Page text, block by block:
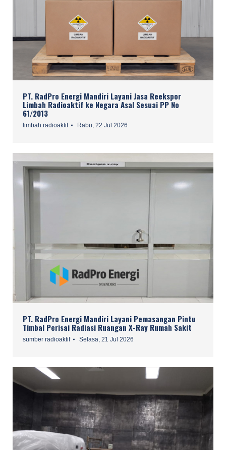
PT. RadPro Energi Mandiri Layani Jasa Reekspor
Limbah Radioaktif ke Negara Asal Sesuai PP No
61/2013
limbah radioaktif Rabu, 22 Jul 2026
PT. RadPro Energi Mandiri Layani Pemasangan Pintu
Timbal Perisai Radiasi Ruangan X-Ray Rumah Sakit
sumber radioaktif Selasa, 21 Jul 2026